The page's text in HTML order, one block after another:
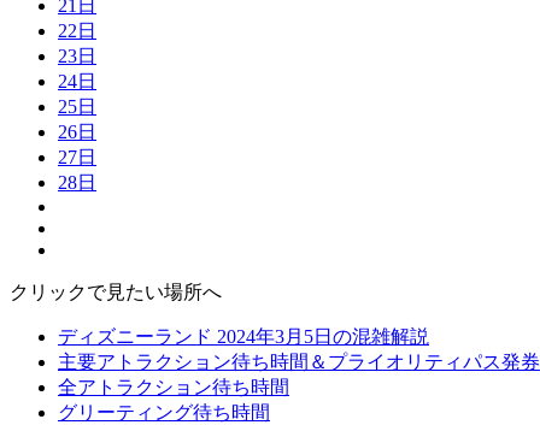
21日
22日
23日
24日
25日
26日
27日
28日
クリックで見たい場所へ
ディズニーランド 2024年3月5日の混雑解説
主要アトラクション待ち時間＆プライオリティパス発
全アトラクション待ち時間
グリーティング待ち時間